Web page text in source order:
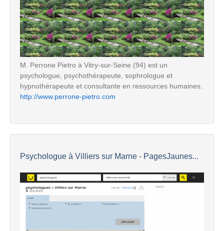
M. Perrone Pietro à Vitry-sur-Seine (94) est un
psychologue, psychothérapeute, sophrologue et
hypnothérapeute et consultante en ressources humaines.
http://www.perrone-pietro.com
Psychologue à Villiers sur Marne - PagesJaunes...